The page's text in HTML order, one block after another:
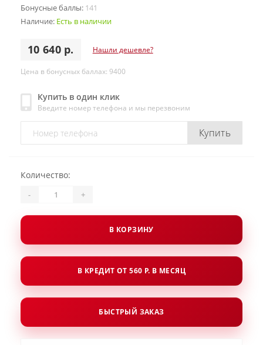
Бонусные баллы: 141
Наличие: Есть в наличии
10 640 р. Нашли дешевле?
Цена в бонусных баллах: 9400
Купить в один клик
Введите номер телефона и мы перезвоним
Купить
Количество:
- +
В КОРЗИНУ
В КРЕДИТ ОТ 560 Р. В МЕСЯЦ
БЫСТРЫЙ ЗАКАЗ